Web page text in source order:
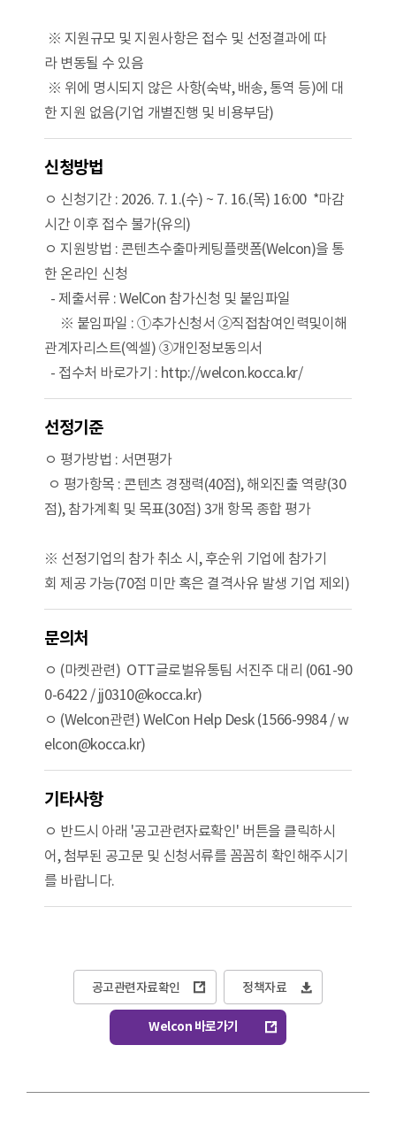
※ 지원규모 및 지원사항은 접수 및 선정결과에 따
라 변동될 수 있음
※ 위에 명시되지 않은 사항(숙박, 배송, 통역 등)에 대
한 지원 없음(기업 개별진행 및 비용부담)
신청방법
ㅇ 신청기간 : 2026. 7. 1.(수) ~ 7. 16.(목) 16:00 *마감
시간 이후 접수 불가(유의)
ㅇ 지원방법 : 콘텐츠수출마케팅플랫폼(Welcon)을 통
한 온라인 신청
- 제출서류 : WelCon 참가신청 및 붙임파일
※ 붙임파일 : ①추가신청서 ②직접참여인력및이해
관계자리스트(엑셀) ③개인정보동의서
- 접수처 바로가기 : http://welcon.kocca.kr/
선정기준
ㅇ 평가방법 : 서면평가
ㅇ 평가항목 : 콘텐츠 경쟁력(40점), 해외진출 역량(30
점), 참가계획 및 목표(30점) 3개 항목 종합 평가
※ 선정기업의 참가 취소 시, 후순위 기업에 참가기
회 제공 가능(70점 미만 혹은 결격사유 발생 기업 제외)
문의처
ㅇ (마켓관련) OTT글로벌유통팀 서진주 대리 (061-90
0-6422 / jj0310@kocca.kr)
ㅇ (Welcon관련) WelCon Help Desk (1566-9984 / w
elcon@kocca.kr)
기타사항
ㅇ 반드시 아래 '공고관련자료확인' 버튼을 클릭하시
어, 첨부된 공고문 및 신청서류를 꼼꼼히 확인해주시기
를 바랍니다.
공고관련자료확인 정책자료
Welcon 바로가기